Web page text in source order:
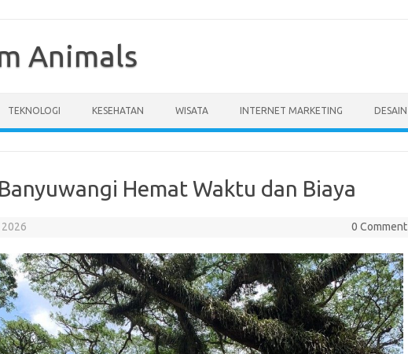
Animals
TEKNOLOGI KESEHATAN WISATA INTERNET MARKETING DESAIN
Hemat Waktu dan Biaya
2026 0 Comment